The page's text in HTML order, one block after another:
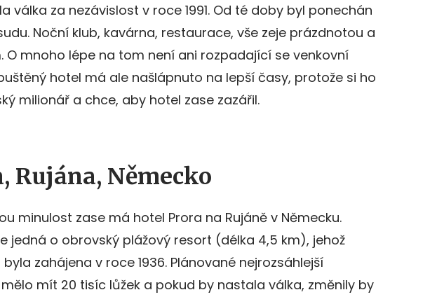
válka za nezávislost v roce 1991. Od té doby byl ponechán
Noční klub, kavárna, restaurace, vše zeje prázdnotou a
O mnoho lépe na tom není ani rozpadající se venkovní
hotel má ale našlápnuto na lepší časy, protože si ho
milionář a chce, aby hotel zase zazářil.
Rujána, Německo
minulost zase má hotel Prora na Rujáně v Německu.
jedná o obrovský plážový resort (délka 4,5 km), jehož
zahájena v roce 1936. Plánované nejrozsáhlejší
mít 20 tisíc lůžek a pokud by nastala válka, změnily by